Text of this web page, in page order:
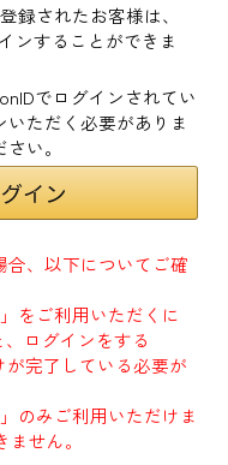
録されたお客様は、
ンすることができま
でログインされてい
ただく必要がありま
い。
、以下についてご確
をご利用いただくに
ログインをする
完了している必要が
のみご利用いただけま
せん。